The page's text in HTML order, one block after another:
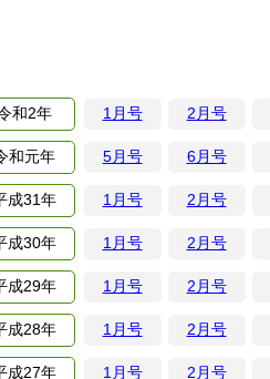
和2年 1月号 2月号
和元年 5月号 6月号
成31年 1月号 2月号
成30年 1月号 2月号
成29年 1月号 2月号
成28年 1月号 2月号
成27年 1月号 2月号